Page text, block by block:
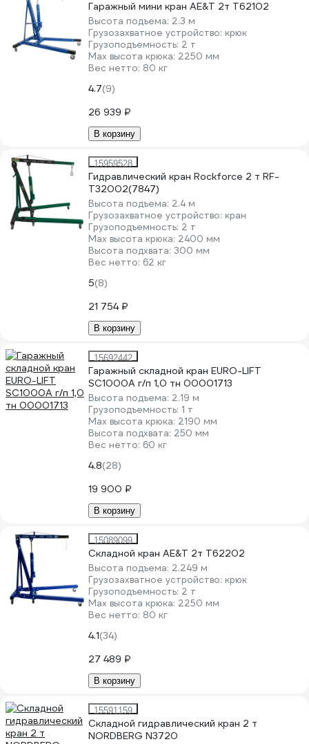
Гаражный мини кран AE&T 2т T62102
Высота подъема: 2.3 м
Грузозахватное устройство: крюк
Грузоподъемность: 2 т
Мах высота крюка: 2250 мм
Вес нетто: 80 кг
4.7(9)
26 939 ₽
В корзину
15959528
Гидравлический кран Rockforce 2 т RF-
T32002(7847)
Высота подъема: 2.4 м
Грузозахватное устройство: кран
Грузоподъемность: 2 т
Мах высота крюка: 2400 мм
Высота подхвата: 300 мм
Вес нетто: 62 кг
5(8)
21 754 ₽
В корзину
15692442
Гаражный складной кран EURO-LIFT
SC1000А г/п 1,0 тн 00001713
Высота подъема: 2.19 м
Грузоподъемность: 1 т
Мах высота крюка: 2190 мм
Высота подхвата: 250 мм
Вес нетто: 60 кг
4.8(28)
19 900 ₽
В корзину
15089099
Складной кран AE&T 2т T62202
Высота подъема: 2.249 м
Грузозахватное устройство: крюк
Грузоподъемность: 2 т
Мах высота крюка: 2250 мм
Вес нетто: 80 кг
4.1(34)
27 489 ₽
В корзину
15591159
Складной гидравлический кран 2 т
NORDBERG N3720